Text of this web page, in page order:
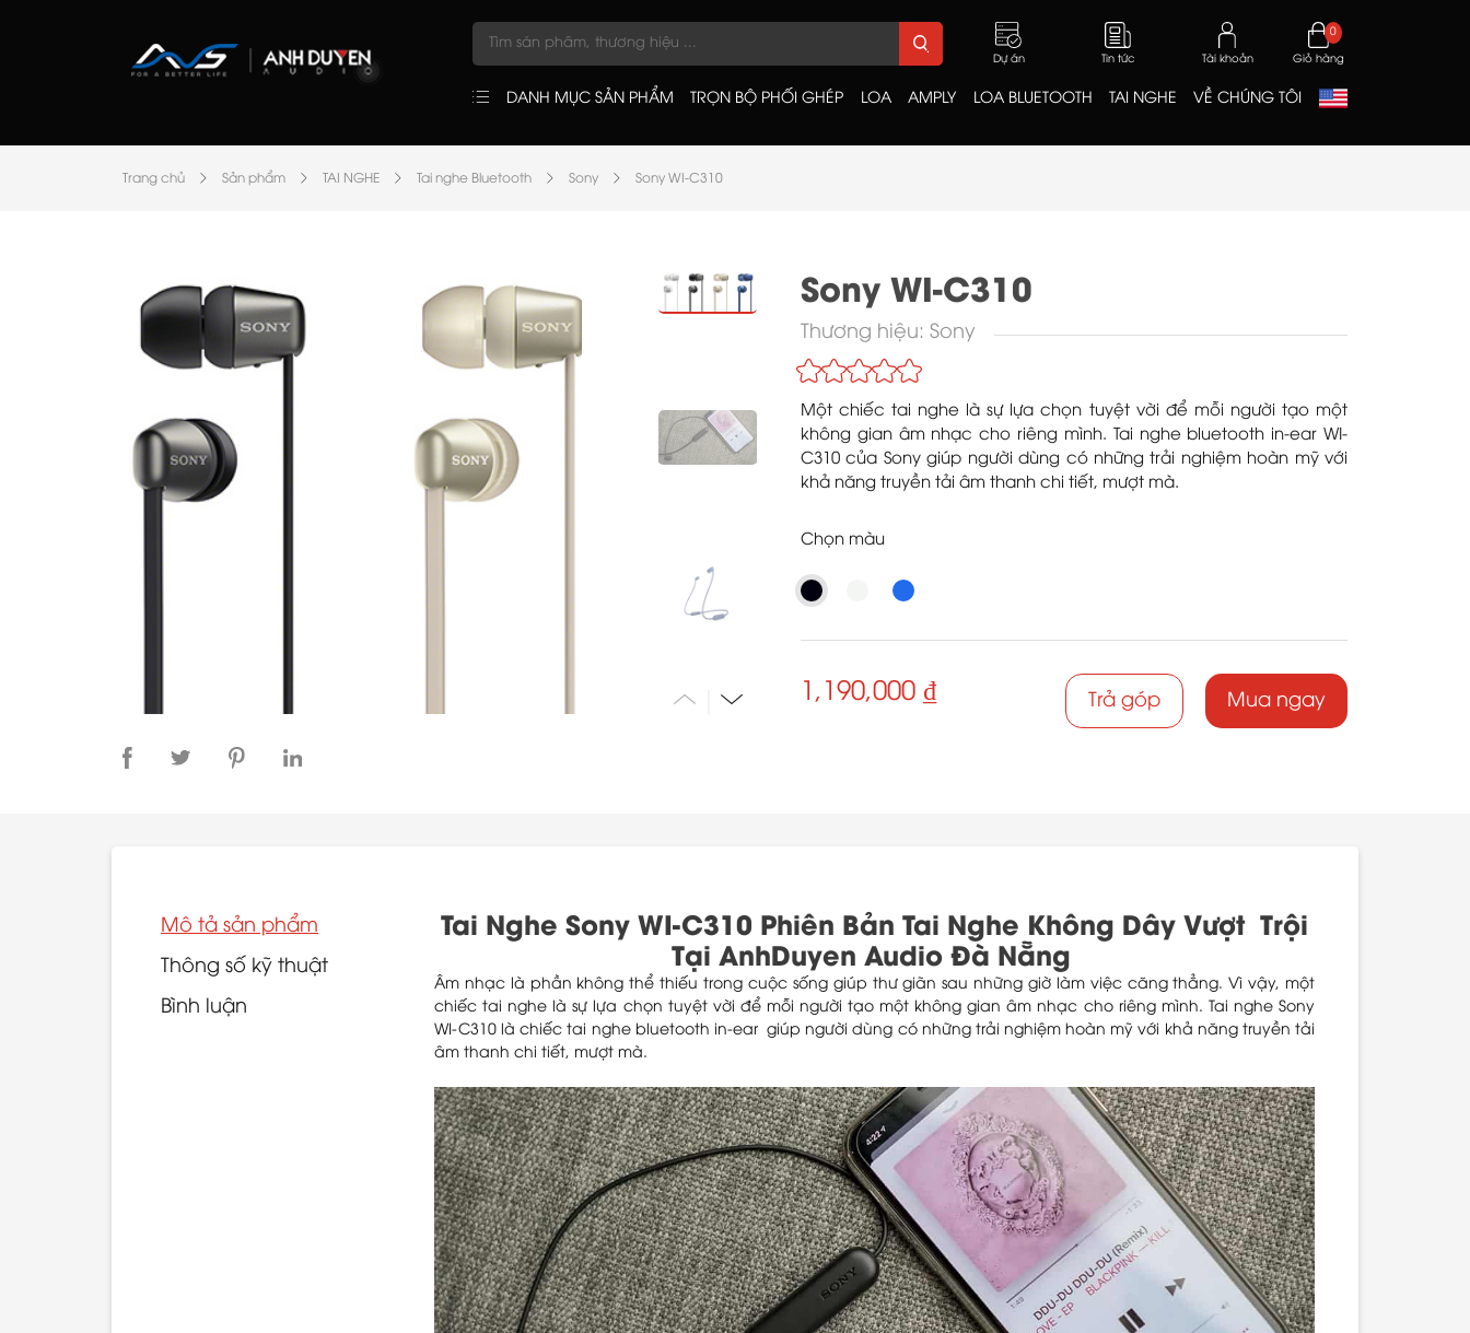
Dự án Tin tức Tài khoản Giỏ hàng
0
DANH MỤC SẢN PHẨM TRỌN BỘ PHỐI GHÉP LOA AMPLY LOA BLUETOOTH TAI NGHE VỀ CHÚNG TÔI
Trang chủ Sản phẩm TAI NGHE Tai nghe Bluetooth Sony Sony WI-C310
Sony WI-C310
Thương hiệu: Sony
Một chiếc tai nghe là sự lựa chọn tuyệt vời để mỗi người tạo một
không gian âm nhạc cho riêng mình. Tai nghe bluetooth in-ear WI-
C310 của Sony giúp người dùng có những trải nghiệm hoàn mỹ với
khả năng truyền tải âm thanh chi tiết, mượt mà.
Chọn màu
1,190,000 ₫ Trả góp Mua ngay
Mô tả sản phẩm
Thông số kỹ thuật
Bình luận
Tai Nghe Sony WI-C310 Phiên Bản Tai Nghe Không Dây Vượt Trội
Tại AnhDuyen Audio Đà Nẵng
Âm nhạc là phần không thể thiếu trong cuộc sống giúp thư giãn sau những giờ làm việc căng thẳng. Vì vậy, một
chiếc tai nghe là sự lựa chọn tuyệt vời để mỗi người tạo một không gian âm nhạc cho riêng mình. Tai nghe Sony
WI-C310 là chiếc tai nghe bluetooth in-ear
giúp người dùng có những trải nghiệm hoàn mỹ với khả năng truyền tải
âm thanh chi tiết, mượt mà.